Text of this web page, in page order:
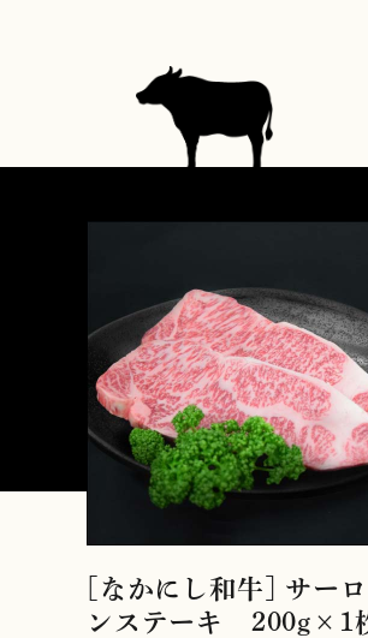
[なかにし和牛] サーロ
ンステーキ 200g×1